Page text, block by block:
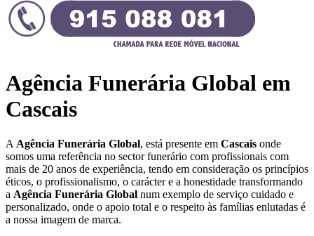
Agência Funerária Global em
Cascais
A Agência Funerária Global, está presente em Cascais onde
somos uma referência no sector funerário com profissionais com
mais de 20 anos de experiência, tendo em consideração os princípios
éticos, o profissionalismo, o carácter e a honestidade transformando
a Agência Funerária Global num exemplo de serviço cuidado e
personalizado, onde o apoio total e o respeito às famílias enlutadas é
a nossa imagem de marca.